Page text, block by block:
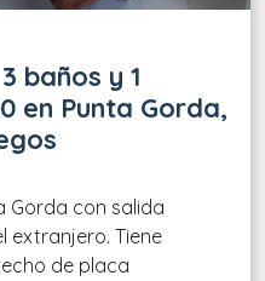
baños y 1
en Punta Gorda,
Gorda con salida
extranjero. Tiene
de placa